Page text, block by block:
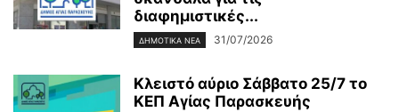
διαφημιστικές...
ΔΗΜΟΤΙΚΑ ΝΕΑ 31/07/2026
Κλειστό αύριο Σάββατο 25/7 το
ΚΕΠ Αγίας Παρασκευής